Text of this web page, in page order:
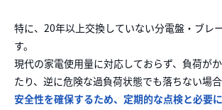
特に、20年以上交換していない分電盤・ブレ
す。
現代の家電使用量に対応しておらず、負荷が
たり、逆に危険な過負荷状態でも落ちない場合
安全性を確保するため、定期的な点検と必要